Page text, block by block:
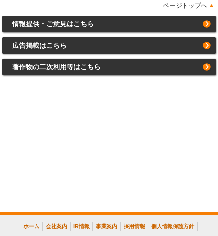
ページトップへ
情報提供・ご意見はこちら
広告掲載はこちら
著作物の二次利用等はこちら
ホーム 会社案内 IR情報 事業案内 採用情報 個人情報保護方針